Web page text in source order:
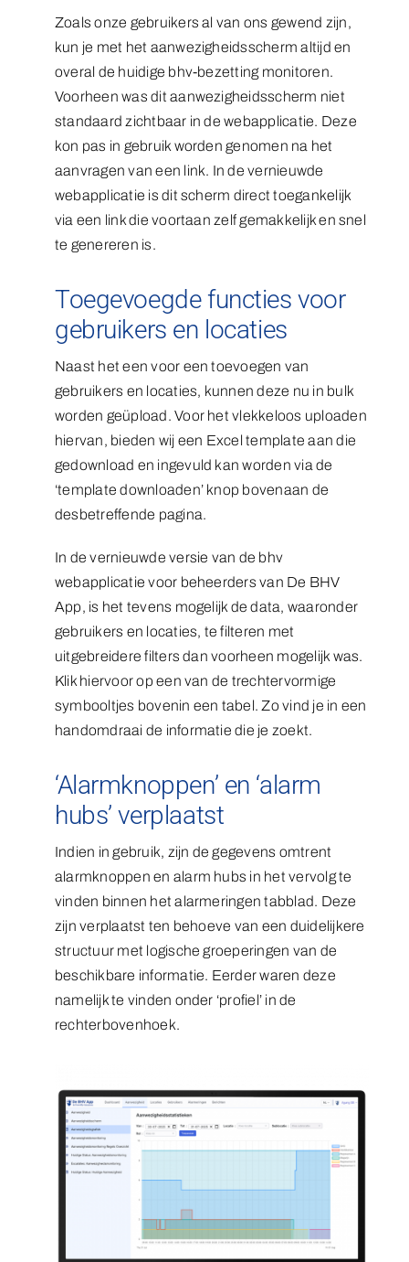
Zoals onze gebruikers al van ons gewend zijn,
kun je met het aanwezigheidsscherm altijd en
overal de huidige bhv-bezetting monitoren.
Voorheen was dit aanwezigheidsscherm niet
standaard zichtbaar in de webapplicatie. Deze
kon pas in gebruik worden genomen na het
aanvragen van een link. In de vernieuwde
webapplicatie is dit scherm direct toegankelijk
via een link die voortaan zelf gemakkelijk en snel
te genereren is.
Toegevoegde functies voor
gebruikers en locaties
Naast het een voor een toevoegen van
gebruikers en locaties, kunnen deze nu in bulk
worden geüpload. Voor het vlekkeloos uploaden
hiervan, bieden wij een Excel template aan die
gedownload en ingevuld kan worden via de
‘template downloaden’ knop bovenaan de
desbetreffende pagina.
In de vernieuwde versie van de bhv
webapplicatie voor beheerders van De BHV
App, is het tevens mogelijk de data, waaronder
gebruikers en locaties, te filteren met
uitgebreidere filters dan voorheen mogelijk was.
Klik hiervoor op een van de trechtervormige
symbooltjes bovenin een tabel. Zo vind je in een
handomdraai de informatie die je zoekt.
‘Alarmknoppen’ en ‘alarm
hubs’ verplaatst
Indien in gebruik, zijn de gegevens omtrent
alarmknoppen en alarm hubs in het vervolg te
vinden binnen het alarmeringen tabblad. Deze
zijn verplaatst ten behoeve van een duidelijkere
structuur met logische groeperingen van de
beschikbare informatie. Eerder waren deze
namelijk te vinden onder ‘profiel’ in de
rechterbovenhoek.